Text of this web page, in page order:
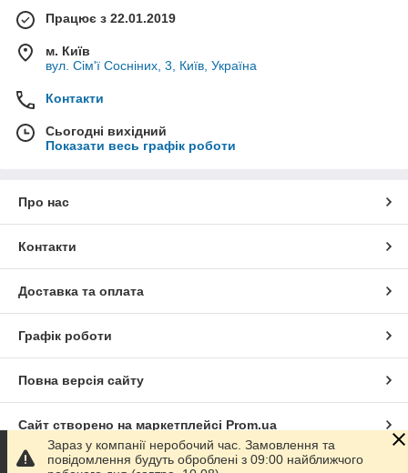
Працює з 22.01.2019
м. Київ
вул. Сім'ї Сосніних, 3, Київ, Україна
Контакти
Сьогодні вихідний
Показати весь графік роботи
Про нас
Контакти
Доставка та оплата
Графік роботи
Повна версія сайту
Сайт створено на маркетплейсі Prom.ua
Політика конфіденційності
Зараз у компанії неробочий час. Замовлення та
повідомлення будуть оброблені з 09:00 найближчого